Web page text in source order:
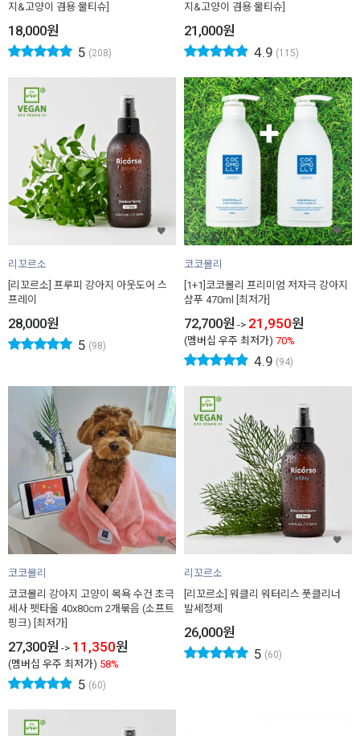
지&고양이 겸용 물티슈]
18,000원
5 (208)
지&고양이 겸용 물티슈]
21,000원
4.9 (115)
리꼬르소
[리꼬르소] 프루피 강아지 아웃도어 스
프레이
28,000원
5 (98)
코코몰리
[1+1]코코몰리 프리미엄 저자극 강아지
샴푸 470ml [최저가]
72,700원 -> 21,950원
(멤버십 우주 최저가) 70%
4.9 (94)
코코몰리
코코몰리 강아지 고양이 목욕 수건 초극
세사 펫타올 40x80cm 2개묶음 (소프트
핑크) [최저가]
27,300원 -> 11,350원
(멤버십 우주 최저가) 58%
5 (60)
리꼬르소
[리꼬르소] 워클리 워터리스 풋클리너
발세정제
26,000원
5 (60)